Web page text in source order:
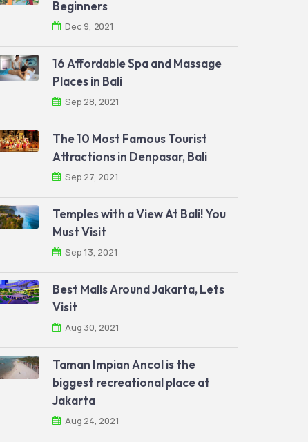
Beginners
Dec 9, 2021
16 Affordable Spa and Massage
Places in Bali
Sep 28, 2021
The 10 Most Famous Tourist
Attractions in Denpasar, Bali
Sep 27, 2021
Temples with a View At Bali! You
Must Visit
Sep 13, 2021
Best Malls Around Jakarta, Lets
Visit
Aug 30, 2021
Taman Impian Ancol is the
biggest recreational place at
Jakarta
Aug 24, 2021